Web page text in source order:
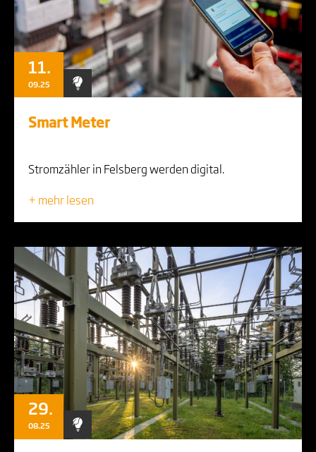
11.
09.25
Smart Meter
Stromzähler in Felsberg werden digital.
+ mehr lesen
29.
08.25